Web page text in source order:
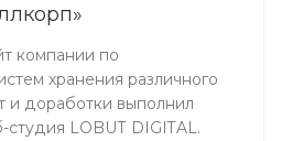
компании по
хранения различного
и доработки выполнил
LOBUT DIGITAL.